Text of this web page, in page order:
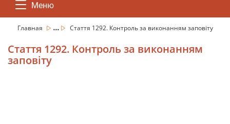
Меню
Главная ... Стаття 1292. Контроль за виконанням заповіту
Стаття 1292. Контроль за виконанням
заповіту